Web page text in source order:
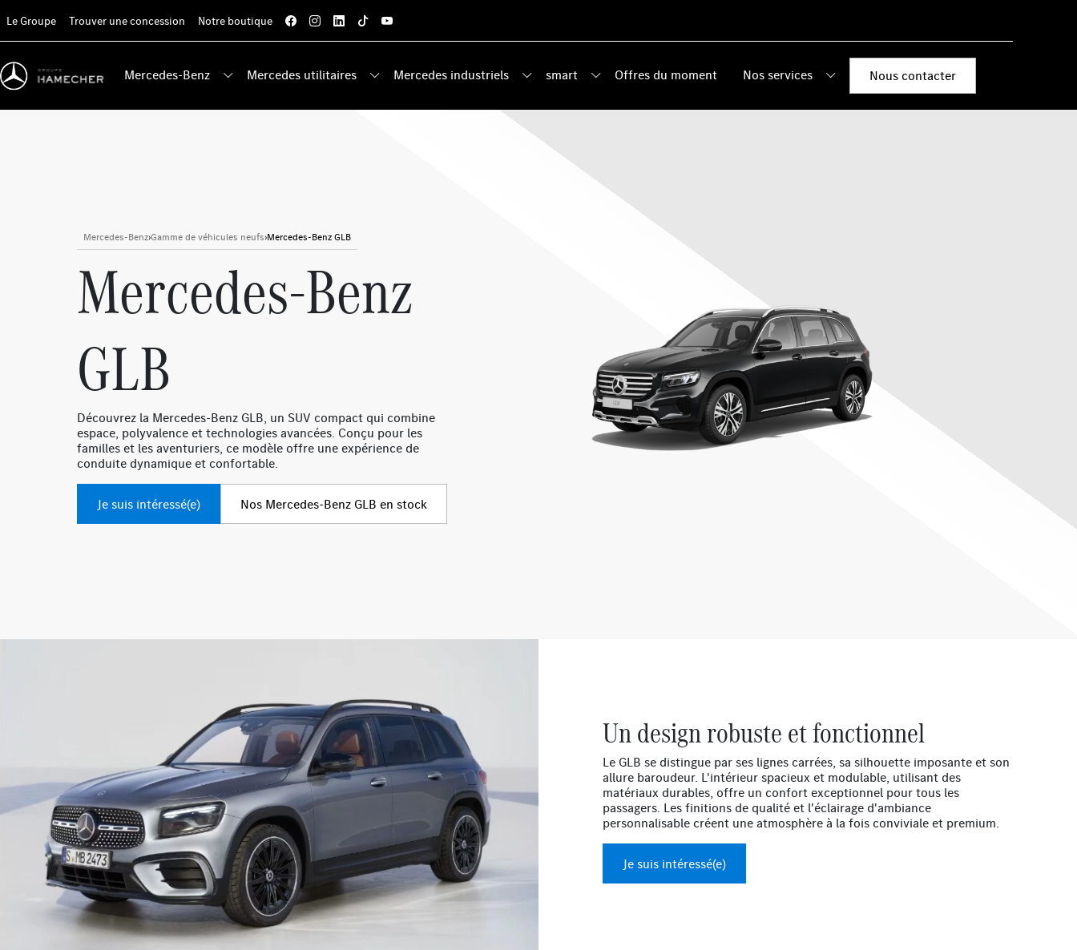
Le Groupe Trouver une concession Notre boutique
Mercedes-Benz Mercedes utilitaires Mercedes industriels smart Offres du moment Nos services Nous contacter
Mercedes-Benz›Gamme de véhicules neufs›Mercedes-Benz GLB
Mercedes-Benz
GLB
Découvrez la Mercedes-Benz GLB, un SUV compact qui combine
espace, polyvalence et technologies avancées. Conçu pour les
familles et les aventuriers, ce modèle offre une expérience de
conduite dynamique et confortable.
Je suis intéressé(e) Nos Mercedes-Benz GLB en stock
Un design robuste et fonctionnel
Le GLB se distingue par ses lignes carrées, sa silhouette imposante et son
allure baroudeur. L'intérieur spacieux et modulable, utilisant des
matériaux durables, offre un confort exceptionnel pour tous les
passagers. Les finitions de qualité et l'éclairage d'ambiance
personnalisable créent une atmosphère à la fois conviviale et premium.
Je suis intéressé(e)